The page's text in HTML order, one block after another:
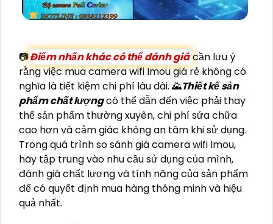
📷Điểm nhấn khác có thể đánh giácần lưu ý
rằng việc mua camera wifi Imou giá rẻ không có
nghĩa là tiết kiệm chi phí lâu dài. 🌄Thiết kế sản
phẩm chất lượngcó thể dẫn đến việc phải thay
thế sản phẩm thường xuyên, chi phí sửa chữa
cao hơn và cảm giác không an tâm khi sử dụng.
Trong quá trình so sánh giá camera wifi Imou,
hãy tập trung vào nhu cầu sử dụng của mình,
đánh giá chất lượng và tính năng của sản phẩm
để có quyết định mua hàng thông minh và hiệu
quả nhất.